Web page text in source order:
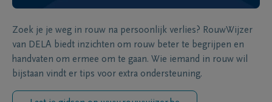
Zoek je je weg in rouw na persoonlijk verlies? RouwWijzer
van DELA biedt inzichten om rouw beter te begrijpen en
handvaten om ermee om te gaan. Wie iemand in rouw wil
bijstaan vindt er tips voor extra ondersteuning.